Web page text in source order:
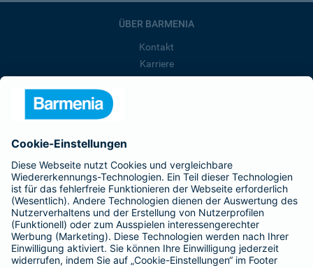
ÜBER BARMENIA
Kontakt
Karriere
Barmenia ist Teil der BarmeniaGothaer
BELIEBTE SEITEN
Kranken-Zusatzversicherung
Tierversicherungen
Haftpflichtversicherung
Hausratversicherung